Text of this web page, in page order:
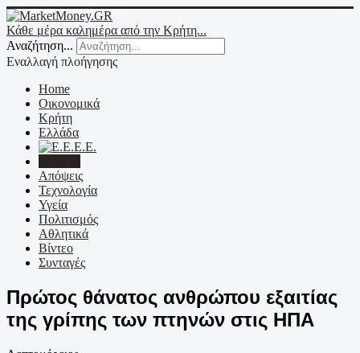
Κάθε μέρα καλημέρα από την Κρήτη...
Αναζήτηση...
Εναλλαγή πλοήγησης
Home
Οικονομικά
Κρήτη
Ελλάδα
Ε.Ε.
Απόψεις
Τεχνολογία
Υγεία
Πολιτισμός
Αθλητικά
Βίντεο
Συνταγές
Πρώτος θάνατος ανθρώπου εξαιτίας
της γρίπης των πτηνών στις ΗΠΑ